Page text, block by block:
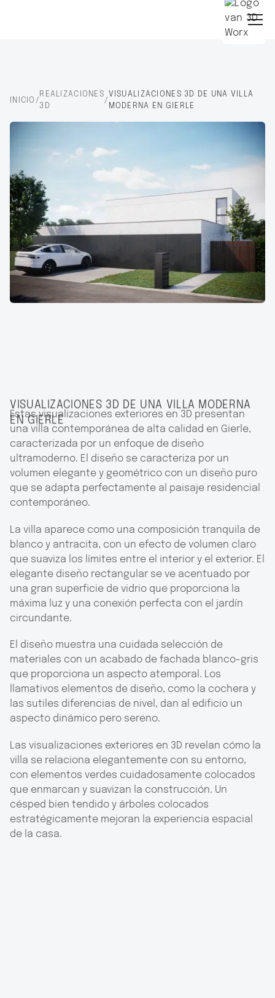
INICIO /
REALIZACIONES
3D
/
VISUALIZACIONES 3D DE UNA VILLA
MODERNA EN GIERLE
VISUALIZACIONES 3D DE UNA VILLA MODERNA
EN GIERLE
Estas visualizaciones exteriores en 3D presentan
una villa contemporánea de alta calidad en Gierle,
caracterizada por un enfoque de diseño
ultramoderno. El diseño se caracteriza por un
volumen elegante y geométrico con un diseño puro
que se adapta perfectamente al paisaje residencial
contemporáneo.
La villa aparece como una composición tranquila de
blanco y antracita, con un efecto de volumen claro
que suaviza los límites entre el interior y el exterior. El
elegante diseño rectangular se ve acentuado por
una gran superficie de vidrio que proporciona la
máxima luz y una conexión perfecta con el jardín
circundante.
El diseño muestra una cuidada selección de
materiales con un acabado de fachada blanco-gris
que proporciona un aspecto atemporal. Los
llamativos elementos de diseño, como la cochera y
las sutiles diferencias de nivel, dan al edificio un
aspecto dinámico pero sereno.
Las visualizaciones exteriores en 3D revelan cómo la
villa se relaciona elegantemente con su entorno,
con elementos verdes cuidadosamente colocados
que enmarcan y suavizan la construcción. Un
césped bien tendido y árboles colocados
estratégicamente mejoran la experiencia espacial
de la casa.